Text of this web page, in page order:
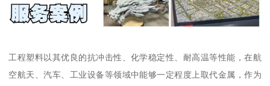
工程塑料以其优良的抗冲击性、化学稳定性、耐高温等性能，在航
空航天、汽车、工业设备等领域中能够一定程度上取代金属，作为